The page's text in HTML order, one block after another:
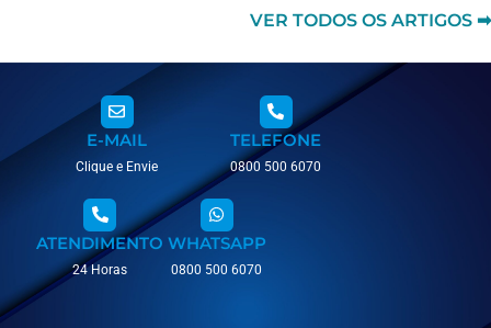
VER TODOS OS ARTIGOS ➡
E-MAIL
Clique e Envie
TELEFONE
0800 500 6070
ATENDIMENTO
24 Horas
WHATSAPP
0800 500 6070